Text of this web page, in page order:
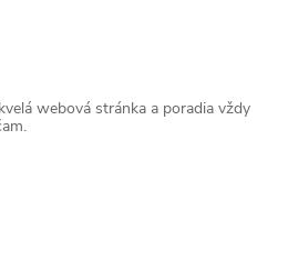
webová stránka a poradia vždy